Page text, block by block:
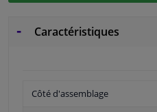
Caractéristiques
Côté d'assemblage